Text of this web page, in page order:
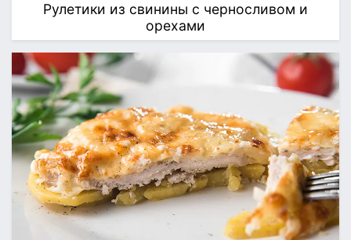
Рулетики из свинины с черносливом и
орехами